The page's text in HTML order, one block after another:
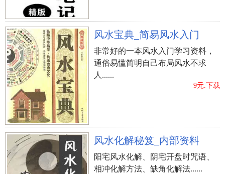
风水宝典_简易风水入门
非常好的一本风水入门学习资料，
通俗易懂简明自己布局风水不求
人......
9元.下载
风水化解秘笈_内部资料
阳宅风水化解、阴宅开盘时咒语、
相冲化解方法、缺角化解法......